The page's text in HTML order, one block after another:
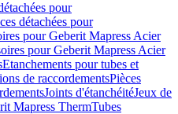
pour
détachées pour
pour Geberit Mapress Acier
pour Geberit Mapress Acier
Etanchements pour tubes et
de raccordementsPièces
Joints d'étanchéitéJeux de
Mapress ThermTubes